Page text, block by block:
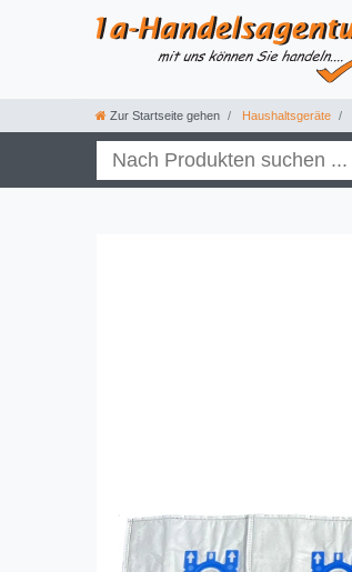
Zur Startseite gehen Haushaltsgeräte